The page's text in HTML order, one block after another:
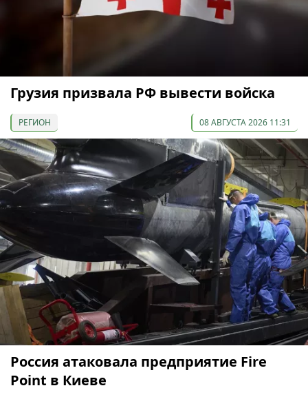
Грузия призвала РФ вывести войска
РЕГИОН 08 АВГУСТА 2026 11:31
Россия атаковала предприятие Fire
Point в Киеве